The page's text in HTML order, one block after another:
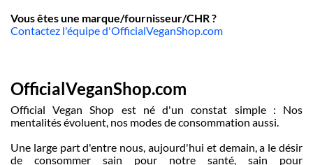
Vous êtes une marque/fournisseur/CHR ?
Contactez l'équipe d'OfficialVeganShop.com
OfficialVeganShop.com
Official Vegan Shop est né d'un constat simple : Nos
mentalités évoluent, nos modes de consommation aussi.
Une large part d'entre nous, aujourd'hui et demain, a le désir
de consommer sain pour notre santé, sain pour